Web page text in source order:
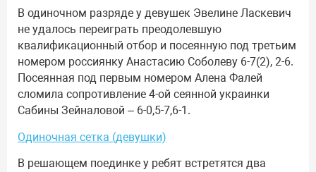
В одиночном разряде у девушек Эвелине Ласкевич
не удалось переиграть преодолевшую
квалификационный отбор и посеянную под третьим
номером россиянку Анастасию Соболеву 6-7(2), 2-6.
Посеянная под первым номером Алена Фалей
сломила сопротивление 4-ой сеянной украинки
Сабины Зейналовой – 6-0,5-7,6-1.
Одиночная сетка (девушки)
В решающем поединке у ребят встретятся два